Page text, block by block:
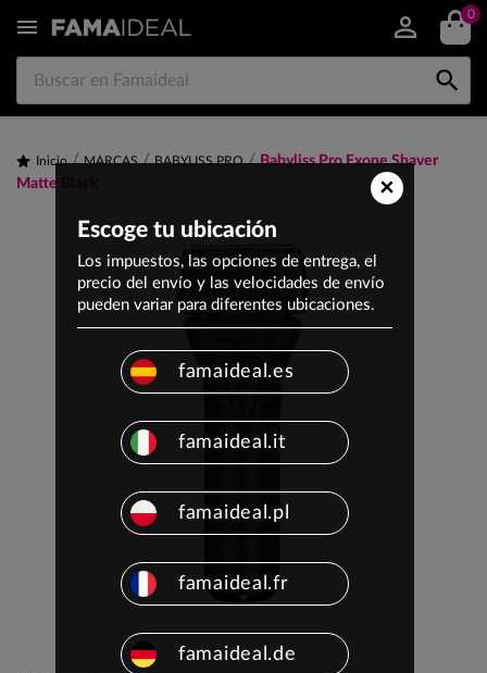
 0

Inicio MARCAS BABYLISS PRO
Babyliss Pro Fxone Shaver
Matte Black
×
Escoge tu ubicación
Los impuestos, las opciones de entrega, el
precio del envío y las velocidades de envío
pueden variar para diferentes ubicaciones.
famaideal.es
famaideal.it
famaideal.pl
famaideal.fr
famaideal.de